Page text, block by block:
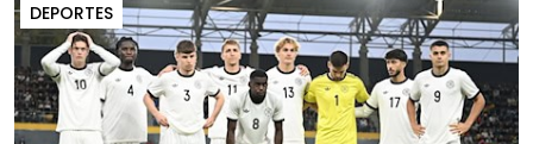
DEPORTES